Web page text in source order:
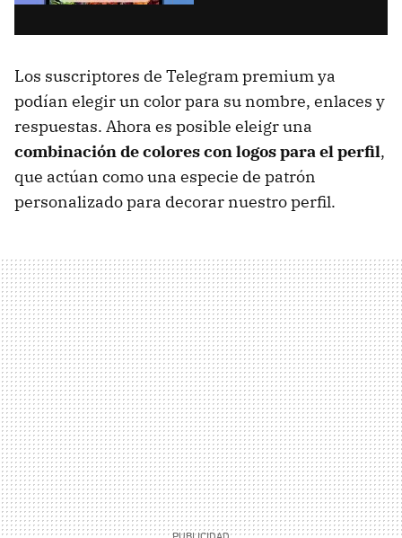
Los suscriptores de Telegram premium ya
podían elegir un color para su nombre, enlaces y
respuestas. Ahora es posible eleigr una
combinación de colores con logos para el perfil,
que actúan como una especie de patrón
personalizado para decorar nuestro perfil.